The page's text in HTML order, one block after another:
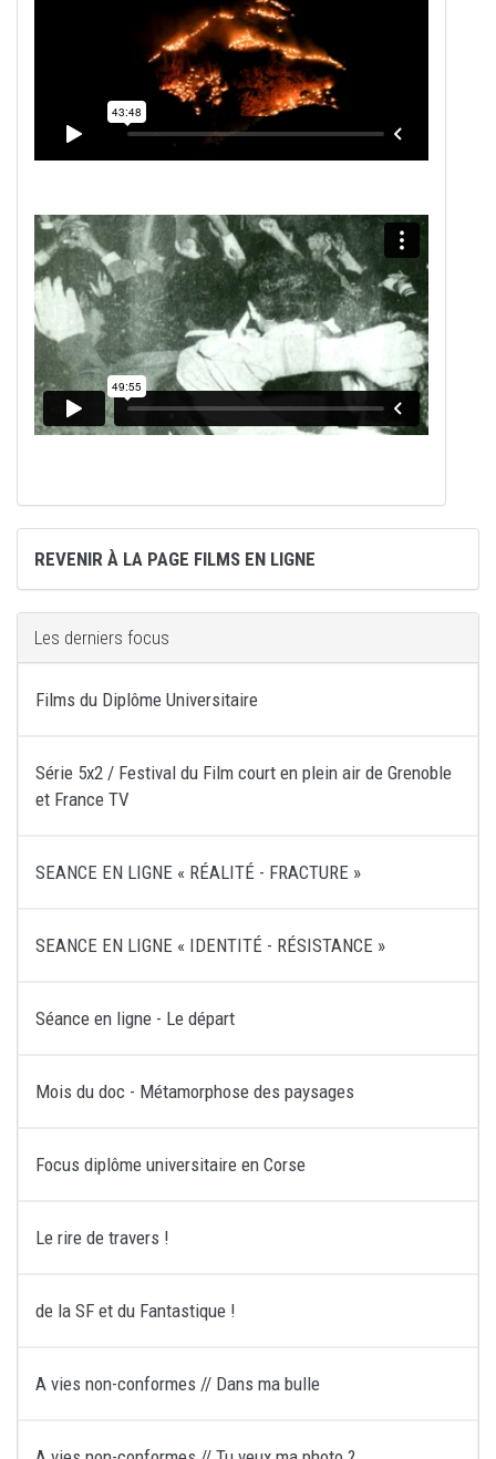
REVENIR À LA PAGE FILMS EN LIGNE
Les derniers focus
Films du Diplôme Universitaire
Série 5x2 / Festival du Film court en plein air de Grenoble
et France TV
SEANCE EN LIGNE « RÉALITÉ - FRACTURE »
SEANCE EN LIGNE « IDENTITÉ - RÉSISTANCE »
Séance en ligne - Le départ
Mois du doc - Métamorphose des paysages
Focus diplôme universitaire en Corse
Le rire de travers !
de la SF et du Fantastique !
A vies non-conformes // Dans ma bulle